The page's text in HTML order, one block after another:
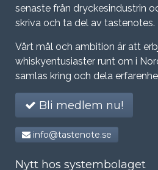
senaste från dryckesindustrin
skriva och ta del av tastenotes.
Vårt mål och ambition är att
whiskyentusiaster runt om i
samlas kring och dela
Bli medlem nu!
info@tastenote.se
Nytt hos systembolaget